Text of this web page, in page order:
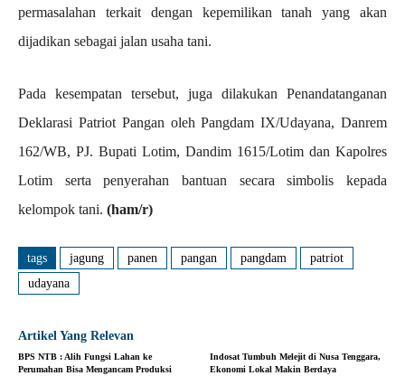
permasalahan terkait dengan kepemilikan tanah yang akan
dijadikan sebagai jalan usaha tani.
Pada kesempatan tersebut, juga dilakukan Penandatanganan
Deklarasi Patriot Pangan oleh Pangdam IX/Udayana, Danrem
162/WB, PJ. Bupati Lotim, Dandim 1615/Lotim dan Kapolres
Lotim serta penyerahan bantuan secara simbolis kepada
kelompok tani. (ham/r)
tags jagung panen pangan pangdam
patriot
udayana
Artikel Yang Relevan
BPS NTB : Alih Fungsi Lahan ke
Perumahan Bisa Mengancam Produksi
Indosat Tumbuh Melejit di Nusa Tenggara,
Ekonomi Lokal Makin Berdaya